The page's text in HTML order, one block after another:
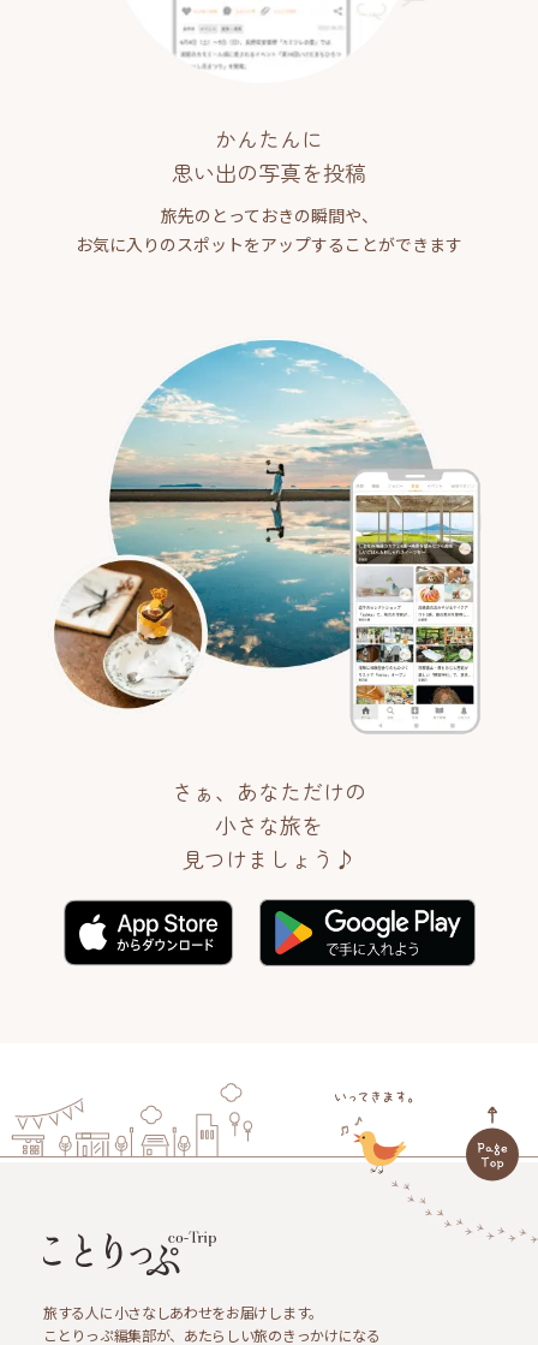
かんたんに
思い出の写真を投稿
旅先のとっておきの瞬間や、
お気に入りのスポットをアップすることができます
さぁ、あなただけの
小さな旅を
見つけましょう♪
旅する人に小さなしあわせをお届けします。
ことりっぷ編集部が、あたらしい旅のきっかけになる